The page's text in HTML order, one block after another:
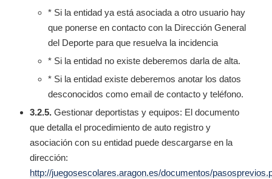
* Si la entidad ya está asociada a otro usuario hay
que ponerse en contacto con la Dirección General
del Deporte para que resuelva la incidencia
* Si la entidad no existe deberemos darla de alta.
* Si la entidad existe deberemos anotar los datos
desconocidos como email de contacto y teléfono.
3.2.5. Gestionar deportistas y equipos: El documento
que detalla el procedimiento de auto registro y
asociación con su entidad puede descargarse en la
dirección:
http://juegosescolares.aragon.es/documentos/